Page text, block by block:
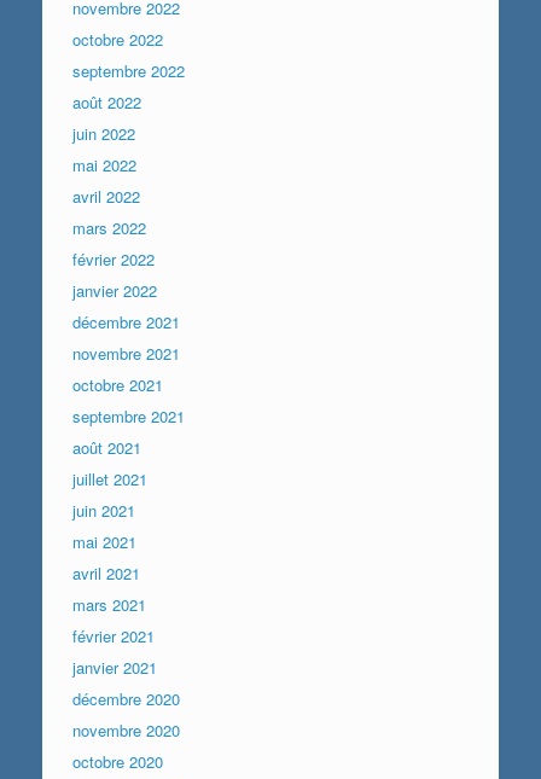
novembre 2022
octobre 2022
septembre 2022
août 2022
juin 2022
mai 2022
avril 2022
mars 2022
février 2022
janvier 2022
décembre 2021
novembre 2021
octobre 2021
septembre 2021
août 2021
juillet 2021
juin 2021
mai 2021
avril 2021
mars 2021
février 2021
janvier 2021
décembre 2020
novembre 2020
octobre 2020